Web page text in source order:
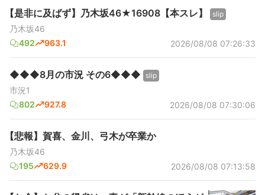
【是非に及ばず】乃木坂46★16908【本スレ】 slip
乃木坂46
492
963.1 2026/08/08 07:26:33
◆◆◆8月の市況 その6◆◆◆ slip
市況1
802
927.8 2026/08/08 07:30:06
【悲報】賀喜、金川、弓木が卒業か
乃木坂46
195
629.9 2026/08/08 07:13:58